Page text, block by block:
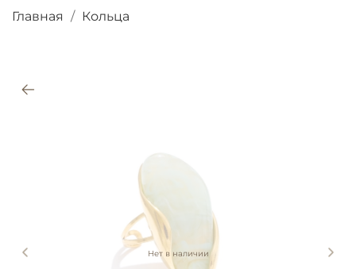
Главная Кольца
Нет в наличии